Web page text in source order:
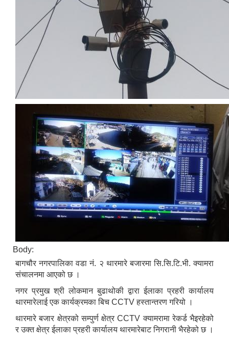
Body:
बागचौर नगरपालिका वडा नं. २ थारमारे बजारमा सि.सि.टि.भी. क्यामरा
संचालनमा आएको छ ।
नगर प्रमुख श्री लोकमान बुढाथोकी द्वारा ईलाका प्रहरी कार्यालय
थारमारेलाई एक कार्यक्रमका बिच CCTV हस्तान्तरण गरियो ।
थारमारे बजार क्षेत्रको सम्पुर्ण क्षेत्र CCTV क्यामरामा रेकर्ड भैइरहेको
र उक्त क्षेत्र ईलाका प्रहरी कार्यालय थारमारेबाट निगरानी भैरहेको छ ।